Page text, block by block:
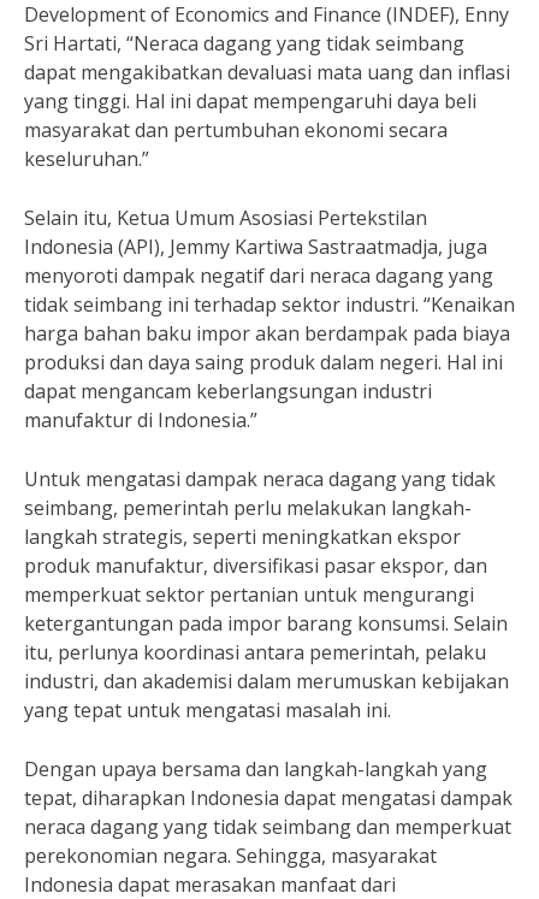
Development of Economics and Finance (INDEF), Enny
Sri Hartati, “Neraca dagang yang tidak seimbang
dapat mengakibatkan devaluasi mata uang dan inflasi
yang tinggi. Hal ini dapat mempengaruhi daya beli
masyarakat dan pertumbuhan ekonomi secara
keseluruhan.”
Selain itu, Ketua Umum Asosiasi Pertekstilan
Indonesia (API), Jemmy Kartiwa Sastraatmadja, juga
menyoroti dampak negatif dari neraca dagang yang
tidak seimbang ini terhadap sektor industri. “Kenaikan
harga bahan baku impor akan berdampak pada biaya
produksi dan daya saing produk dalam negeri. Hal ini
dapat mengancam keberlangsungan industri
manufaktur di Indonesia.”
Untuk mengatasi dampak neraca dagang yang tidak
seimbang, pemerintah perlu melakukan langkah-
langkah strategis, seperti meningkatkan ekspor
produk manufaktur, diversifikasi pasar ekspor, dan
memperkuat sektor pertanian untuk mengurangi
ketergantungan pada impor barang konsumsi. Selain
itu, perlunya koordinasi antara pemerintah, pelaku
industri, dan akademisi dalam merumuskan kebijakan
yang tepat untuk mengatasi masalah ini.
Dengan upaya bersama dan langkah-langkah yang
tepat, diharapkan Indonesia dapat mengatasi dampak
neraca dagang yang tidak seimbang dan memperkuat
perekonomian negara. Sehingga, masyarakat
Indonesia dapat merasakan manfaat dari